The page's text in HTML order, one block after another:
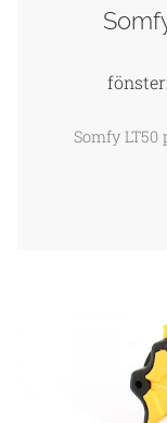
Somfy